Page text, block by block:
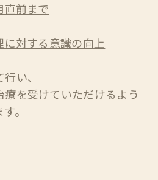
直前まで
対する意識の向上
い、
を受けていただけるよう
。